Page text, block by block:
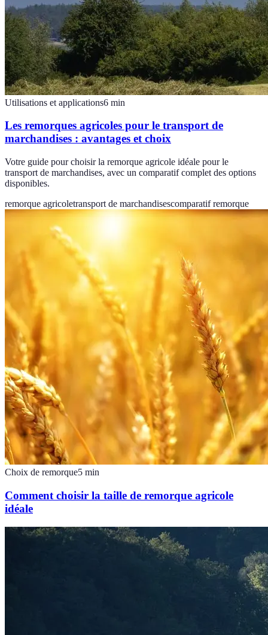
Utilisations et applications6 min
Les remorques agricoles pour le transport de
marchandises : avantages et choix
Votre guide pour choisir la remorque agricole idéale pour le
transport de marchandises, avec un comparatif complet des options
disponibles.
remorque agricoletransport de marchandisescomparatif remorque
Choix de remorque5 min
Comment choisir la taille de remorque agricole
idéale